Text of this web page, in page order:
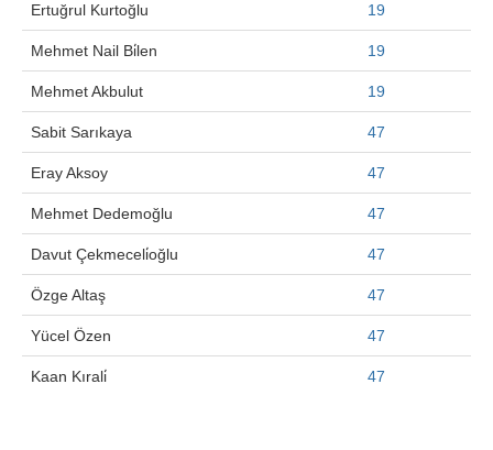
Ertuğrul Kurtoğlu 19
Mehmet Nail Bi̇len 19
Mehmet Akbulut 19
Sabit Sarıkaya 47
Eray Aksoy 47
Mehmet Dedemoğlu 47
Davut Çekmeceli̇oğlu 47
Özge Altaş 47
Yücel Özen 47
Kaan Kırali̇ 47